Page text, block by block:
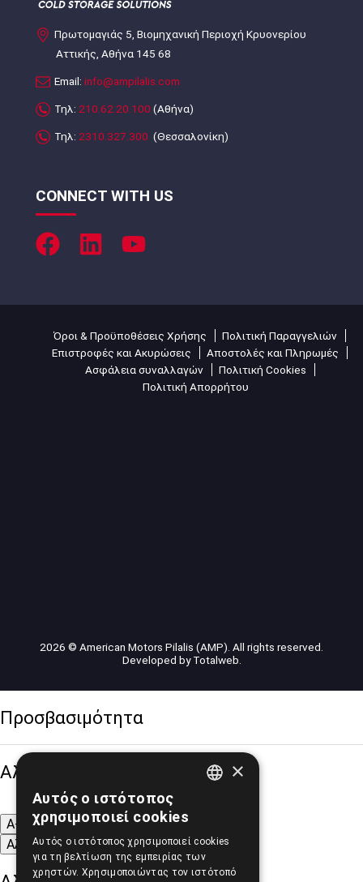
Πρωτομαγιάς 5, Βιομηχανική Περιοχή Κρυονερίου
Αττικής, Αθήνα 145 68
Email: info@ampilalis.com
Τηλ: 210.62.20.100 (Αθήνα)
Τηλ: 2310.327.300 (Θεσσαλονίκη)
CONNECT WITH US
Όροι & Προϋποθέσεις Χρήσης
Πολιτική Παραγγελιών
Επιστροφές και Ακυρώσεις
Αποστολές και Πληρωμές
Ασφάλεια συναλλαγών
Πολιτική Cookies
Πολιτική Απορρήτου
2026 © American Motors Pilalis (AMP). All rights reserved.
Developed byTotalweb
Προσβασιμότητα
Αλλαγή Μεγέθους
A- A+
A
Αλλαγή Γραμματοσειράς
×
Αυτός ο ιστότοπος
χρησιμοποιεί cookies
Αυτός ο ιστότοπος χρησιμοποιεί cookies
για τη βελτίωση της εμπειρίας των
χρηστών. Χρησιμοποιώντας τον ιστότοπό